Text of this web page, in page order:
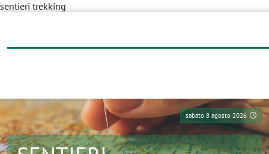
sentieri trekking
sabato 8 agosto 2026